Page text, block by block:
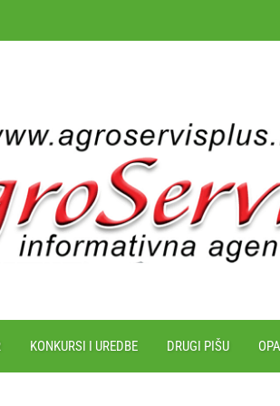
KONKURSI I UREDBE DRUGI PIŠU